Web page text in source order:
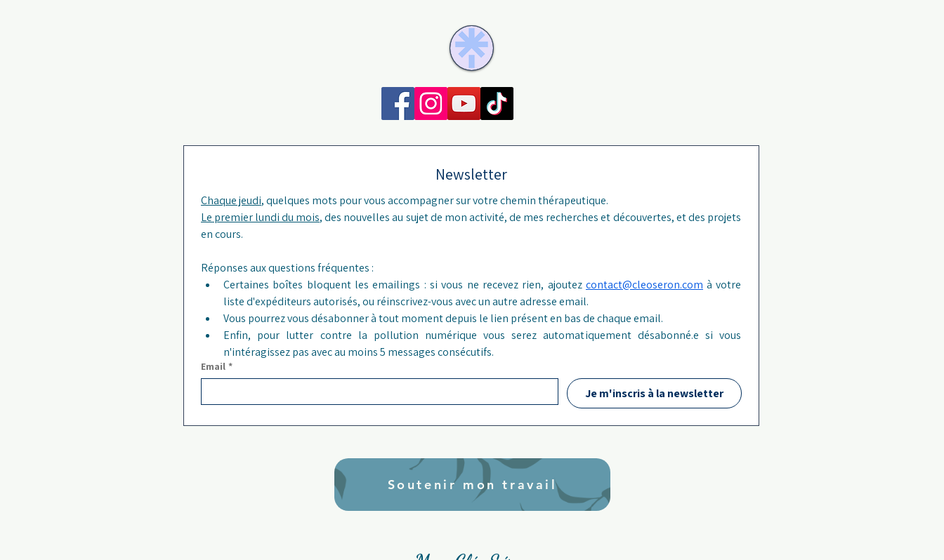
Newsletter
Chaque jeudi, quelques mots pour vous accompagner sur votre chemin thérapeutique.
Le premier lundi du mois, des nouvelles au sujet de mon activité, de mes recherches et découvertes, et des projets
Certaines boîtes bloquent les emailings : si vous ne recevez rien, ajoutez contact@cleoseron.com à votre
liste d'expéditeurs autorisés, ou réinscrivez-vous avec un autre adresse email.
Vous pourrez vous désabonner à tout moment depuis le lien présent en bas de chaque email.
Enfin, pour lutter contre la pollution numérique vous serez automatiquement désabonné.e si vous
n'intéragissez pas avec au moins 5 messages consécutifs.
Email *
Je m'inscris à la newsletter
Soutenir mon travail